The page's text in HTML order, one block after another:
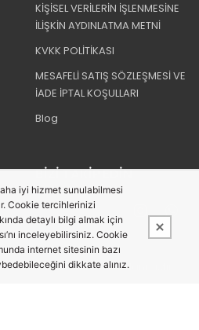
KİŞİSEL VERİLERİN İŞLENMESİNE
İLİŞKİN AYDINLATMA METNİ
KVKK POLİTİKASI
MESAFELİ SATIŞ SÖZLEŞMESİ VE
İADE İPTAL KOŞULLARI
Blog
BIZI TAKIP EDIN
ticaret Sistemi ile hazırlanmıştır.
iyi hizmet sunulabilmesi
Cookie tercihlerinizi
detaylı bilgi almak için
inceleyebilirsiniz. Cookie
internet sitesinin bazı
dikkate alınız.